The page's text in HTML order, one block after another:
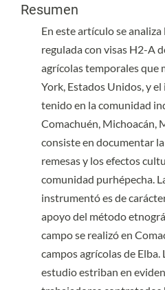
Resumen
En este artículo se
regulada con visas H2-A
agrícolas temporales que
York, Estados Unidos, y
tenido en la comunidad
Comachuén, Michoacán,
consiste en documentar
remesas y los efectos
comunidad purhépecha.
instrumentó es de
apoyo del método
campo se realizó en
campos agrícolas de
estudio estriban en